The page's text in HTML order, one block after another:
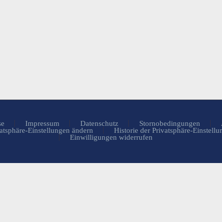
Impressum Datenschutz Stornobedingungen
Einstellungen ändern
Historie der Privatsphäre-
Einwilligungen widerrufen